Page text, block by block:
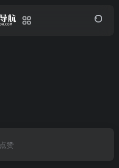
点赞